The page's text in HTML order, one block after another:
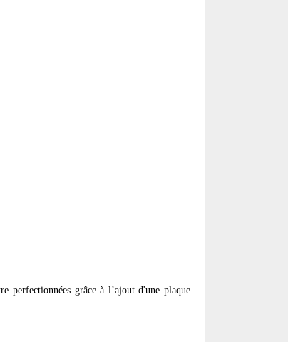
grâce à l’ajout d'une plaque